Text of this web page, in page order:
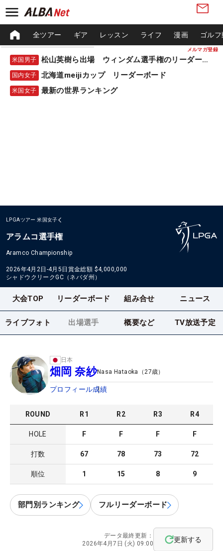
メルマガ登録
全ツアー ギア レッスン ライフ 漫画 ゴル
米国男子 松山英樹ら出場 ウィンダム選手権のリーダーボード
国内女子 北海道meijiカップ リーダーボード
米国女子 最新の世界ランキング
LPGAツアー 米国女子
アラムコ選手権
Aramco Championship
2026年4月2日-4月5日 賞金総額 $4,000,000
シャドウクリークGC（ネバダ州）
大会TOP リーダーボード 組み合せ ニュース
ライブフォト 出場選手 概要など TV放送予定
日本
畑岡 奈紗Nasa Hataoka （ 27歳）
プロフィール成績
ROUND R1 R2 R3 R4
HOLE F F F F
打数 67 78 73 72
順位 1 15 8 9
部門別ランキング フルリーダーボード
データ最終更新：
2026年4月7日 (火) 09:00
更新する